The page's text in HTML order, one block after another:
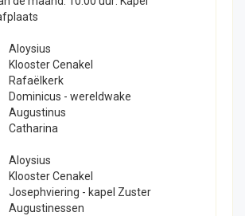
Aloysius
Klooster Cenakel
Rafaëlkerk
Dominicus - wereldwake
Augustinus
Catharina
Aloysius
Klooster Cenakel
Josephviering - kapel Zuster
Augustinessen